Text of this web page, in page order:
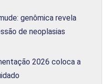
genômica revela
de neoplasias
2026 coloca a